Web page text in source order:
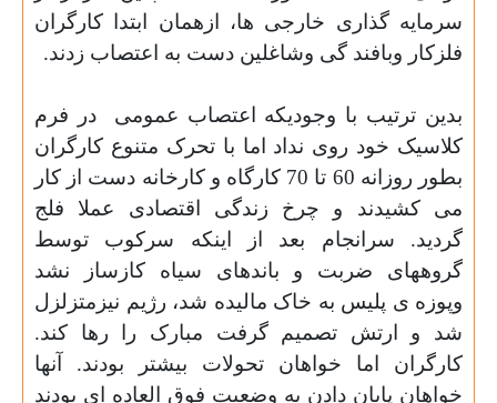
سرمایه گذاری خارجی ها، ازهمان ابتدا کارگران
فلزکار وبافند گی وشاغلین دست به اعتصاب زدند.
بدین ترتیب با وجودیکه اعتصاب عمومی
در فرم
کلاسیک خود روی نداد اما با تحرک متنوع کارگران
بطور روزانه 60 تا 70 کارگاه و کارخانه دست از کار
می کشیدند و چرخ زندگی اقتصادی عملا فلج
گردید. سرانجام بعد از اینکه سرکوب توسط
گروههای ضربت و باندهای سیاه کازساز نشد
وپوزه ی پلیس به خاک مالیده شد، رژیم نیزمتزلزل
شد و ارتش تصمیم گرفت مبارک را رها کند.
کارگران اما خواهان تحولات بیشتر بودند. آنها
خواهان پایان دادن به وضعیت فوق العاده ای بودند